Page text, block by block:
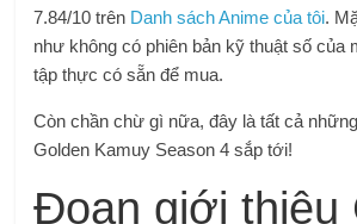
7.84/10 trên Danh sách Anime của tôi.
như không có phiên bản kỹ thuật số của
tập thực có sẵn để mua.
Còn chần chừ gì nữa, đây là tất cả
Golden Kamuy Season 4 sắp tới!
Đoạn giới thiệu